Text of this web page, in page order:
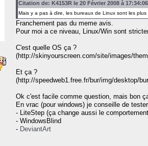
Citation de: K4153R le 20 Février 2008 à 17:34:06
Mais y a pas à dire, les bureaux de Linux sont les
Franchement pas du meme avis.
Pour moi a ce niveau, Linux/Win sont
C'est quelle OS ça ?
(http://skinyourscreen.com/site/images/
Et ça ?
(http://speedweb1.free.fr/bur/img/desktop/
Ok c'est facile comme question, mais bon
En vrac (pour windows) je conseille de
- LiteStep (ça change aussi le
- WindowsBlind
- DeviantArt